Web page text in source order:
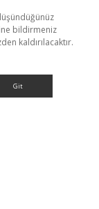
bildirmeniz
kaldırılacaktır.